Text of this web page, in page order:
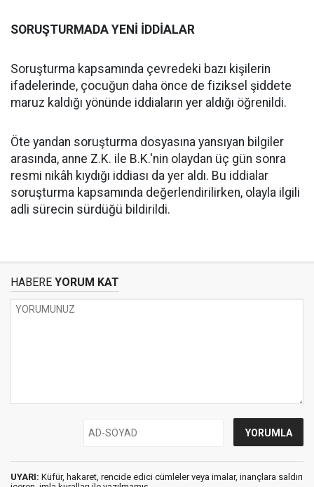
SORUŞTURMADA YENİ İDDİALAR
Soruşturma kapsamında çevredeki bazı kişilerin
ifadelerinde, çocuğun daha önce de fiziksel şiddete
maruz kaldığı yönünde iddiaların yer aldığı öğrenildi.
Öte yandan soruşturma dosyasına yansıyan bilgiler
arasında, anne Z.K. ile B.K.'nin olaydan üç gün sonra
resmi nikâh kıydığı iddiası da yer aldı. Bu iddialar
soruşturma kapsamında değerlendirilirken, olayla ilgili
adli sürecin sürdüğü bildirildi.
HABERE YORUM KAT
UYARI: Küfür, hakaret, rencide edici cümleler veya imalar, inançlara saldırı